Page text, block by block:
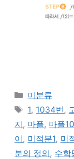
카
테
리
미분류
태
그
1, 1034번,
지 , 마플, 마플
이 , 미적분1, 미
분의 정의 , 수학